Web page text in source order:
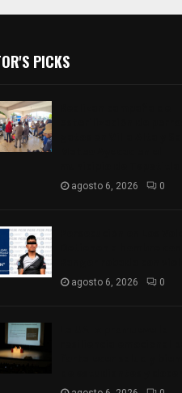
PICKS
agosto 6, 2026 0
agosto 6, 2026 0